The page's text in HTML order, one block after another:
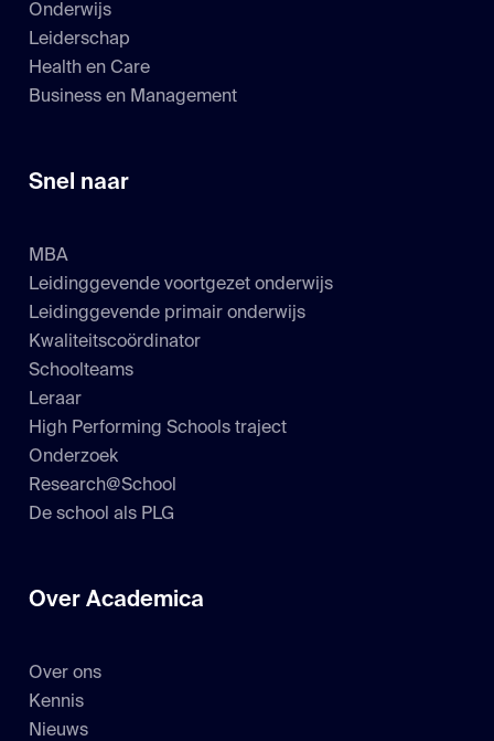
Onderwijs
Leiderschap
Health en Care
Business en Management
Snel naar
MBA
Leidinggevende voortgezet onderwijs
Leidinggevende primair onderwijs
Kwaliteitscoördinator
Schoolteams
Leraar
High Performing Schools traject
Onderzoek
Research@School
De school als PLG
Over Academica
Over ons
Kennis
Nieuws